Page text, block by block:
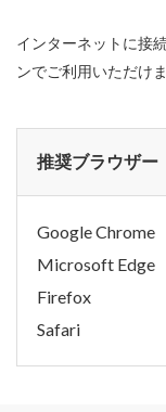
インターネットに接
ンでご利用いただけま
推奨ブラウザー
Google Chrome
Microsoft Edge
Firefox
Safari